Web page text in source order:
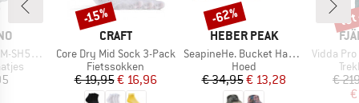
SPD
MERK
CRAFT
Artikel
Core Dry Mid Sock 3-Pack
Productgroep
Fietssokken
Prijs
€ 19,95Verlaagde prijs
€ 16,96
Korting
-15%
MERK
HEBER PEAK
Artikel
SeapineHe. Bucket Hat Reversible
Productgroep
Hoed
Prijs
€ 34,95Verlaagde prijs
€ 13,28
Korting
-62%
Artikel
Vidda Pro
€